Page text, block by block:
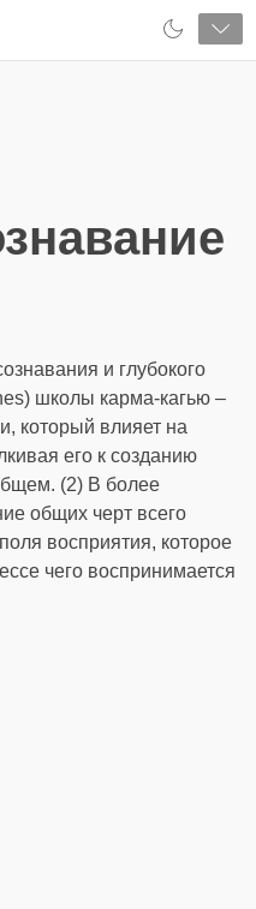
и глубокого
школы карма-кагью –
который влияет на
его к созданию
(2) В более
общих черт всего
восприятия, которое
чего воспринимается